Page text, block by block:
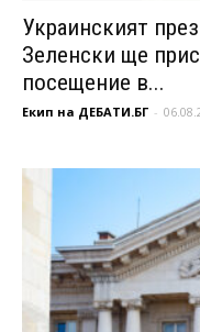
Украинският
Зеленски ще
посещение в...
Екип на ДЕБАТИ.БГ -